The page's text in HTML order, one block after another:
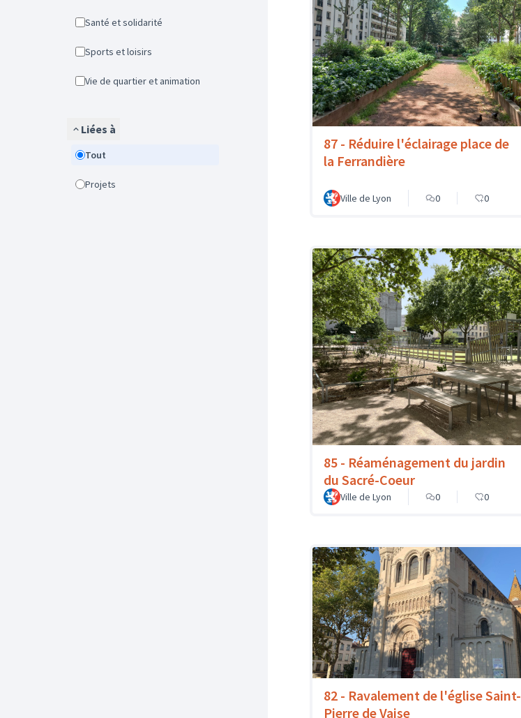
Santé et solidarité
Sports et loisirs
Vie de quartier et animation
Liées à
Tout
Projets
87 - Réduire l'éclairage place de
la Ferrandière
Ville de Lyon 0 0
85 - Réaménagement du jardin
du Sacré-Coeur
Ville de Lyon 0 0
82 - Ravalement de l'église Saint-
Pierre de Vaise